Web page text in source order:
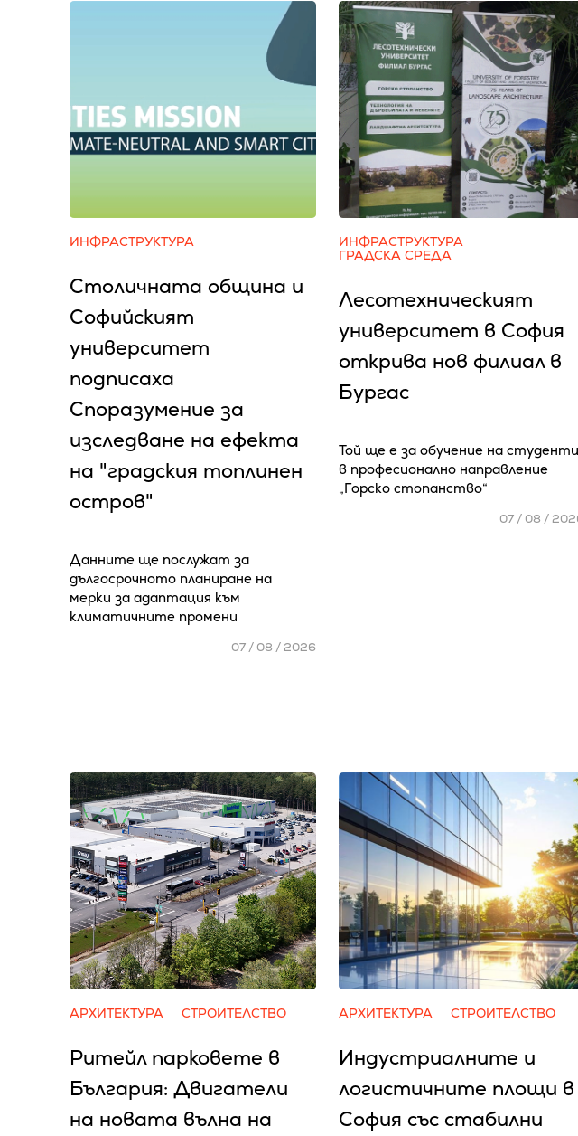
ИНФРАСТРУКТУРА
Столичната община и
Софийският
университет
подписаха
Споразумение за
изследване на ефекта
на "градския топлинен
остров"
Данните ще послужат за
дългосрочното планиране на
мерки за адаптация към
климатичните промени
07 / 08 / 2026
ИНФРАСТРУКТУРА
ГРАДСКА СРЕДА
Лесотехническият
университет в София
открива нов филиал в
Бургас
Той ще е за обучение на студенти
в професионално направление
„Горско стопанство“
07 / 08 /
АРХИТЕКТУРА СТРОИТЕЛСТВО
Ритейл парковете в
България: Двигатели
на новата вълна на
АРХИТЕКТУРА СТРОИТЕЛСТВО
Индустриалните и
логистичните площи в
София със стабилни